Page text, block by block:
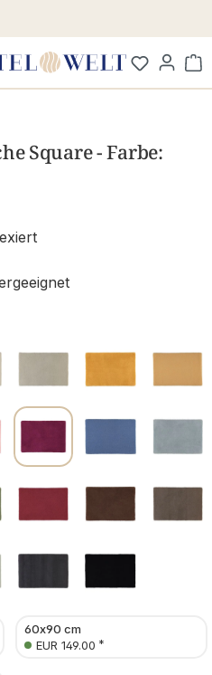
Square - Farbe:
60x90 cm
EUR 149.00 *